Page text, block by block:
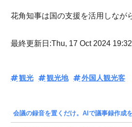
花角知事は国の支援を活用しなが
最終更新日:Thu, 17 Oct 2024
観光 観光地 外国人観光客
会議の録音を置くだけ。AIで議事録作成